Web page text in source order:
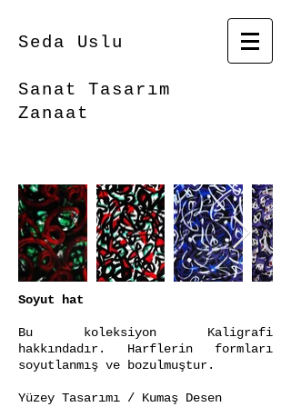
Seda Uslu
Sanat Tasarım
Zanaat
Soyut hat
Bu koleksiyon Kaligrafi
hakkındadır. Harflerin formları
soyutlanmış ve bozulmuştur.
Yüzey Tasarımı / Kumaş Desen